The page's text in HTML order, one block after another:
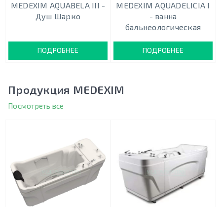
MEDEXIM AQUABELA III -
Душ Шарко
ПОДРОБНЕЕ
MEDEXIM AQUADELICIA I
- ванна
бальнеологическая
ПОДРОБНЕЕ
Продукция MEDEXIM
Посмотреть все